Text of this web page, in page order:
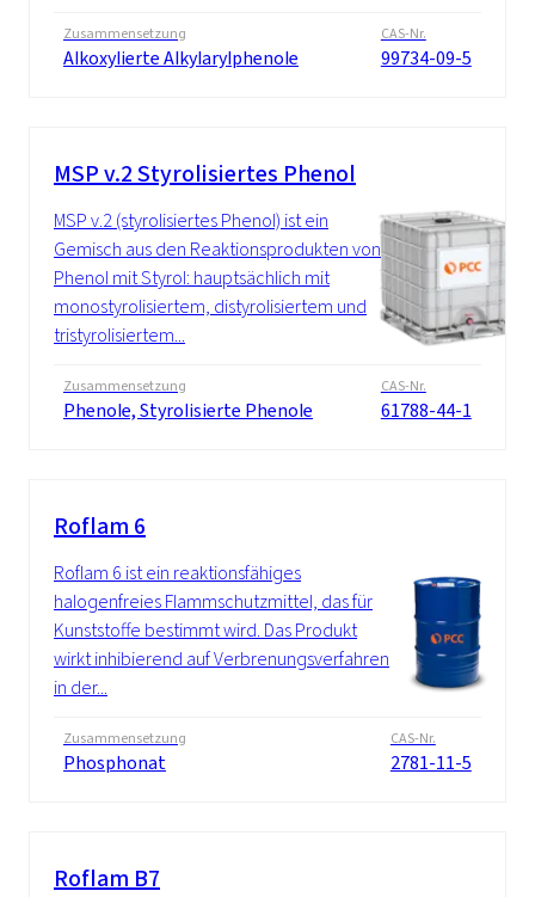
Zusammensetzung
Alkoxylierte Alkylarylphenole
CAS-Nr.
99734-09-5
MSP v.2 Styrolisiertes Phenol
MSP v.2 (styrolisiertes Phenol) ist ein
Gemisch aus den Reaktionsprodukten von
Phenol mit Styrol: hauptsächlich mit
monostyrolisiertem, distyrolisiertem und
tristyrolisiertem...
Zusammensetzung
Phenole, Styrolisierte Phenole
CAS-Nr.
61788-44-1
Roflam 6
Roflam 6 ist ein reaktionsfähiges
halogenfreies Flammschutzmittel, das für
Kunststoffe bestimmt wird. Das Produkt
wirkt inhibierend auf Verbrenungsverfahren
in der...
Zusammensetzung
Phosphonat
CAS-Nr.
2781-11-5
Roflam B7